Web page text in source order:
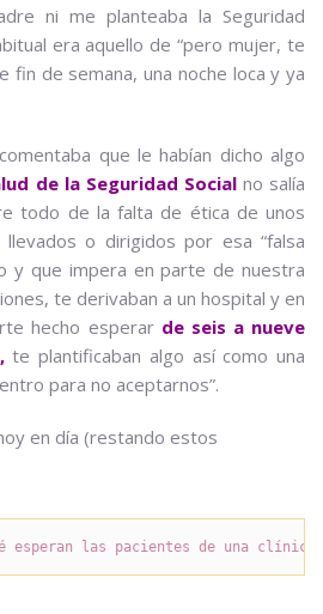
ni me planteaba la Seguridad
era aquello de “pero mujer, te
fin de semana, una noche loca y ya
que le habían dicho algo
de la Seguridad Socialno salía
todo de la falta de ética de unos
o dirigidos por esa “falsa
y que impera en parte de nuestra
te derivaban a un hospital y en
hecho esperar de seis a nueve
te plantificaban algo así como una
para no aceptarnos”.
en día (restando estos
esperan las pacientes de una